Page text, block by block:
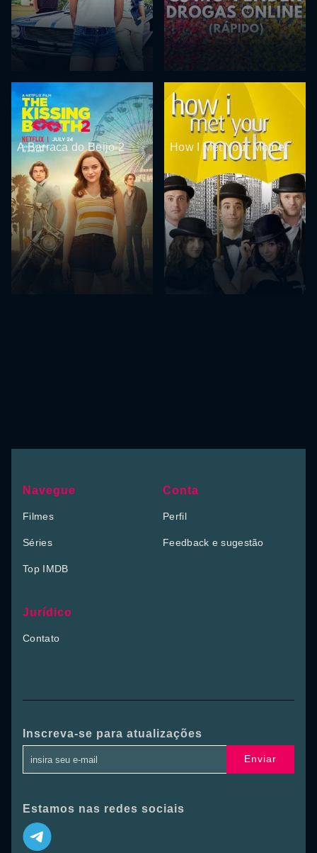
A Barraca do Beijo 2 How I Met Your Mother
Navegue
Filmes
Séries
Top IMDB
Conta
Perfil
Feedback e sugestão
Jurídico
Contato
Inscreva-se para atualizações
Enviar
Estamos nas redes sociais